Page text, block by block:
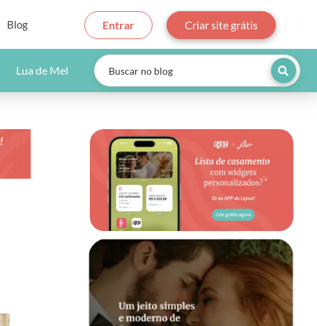
Blog Entrar Criar site grátis
Lua de Mel